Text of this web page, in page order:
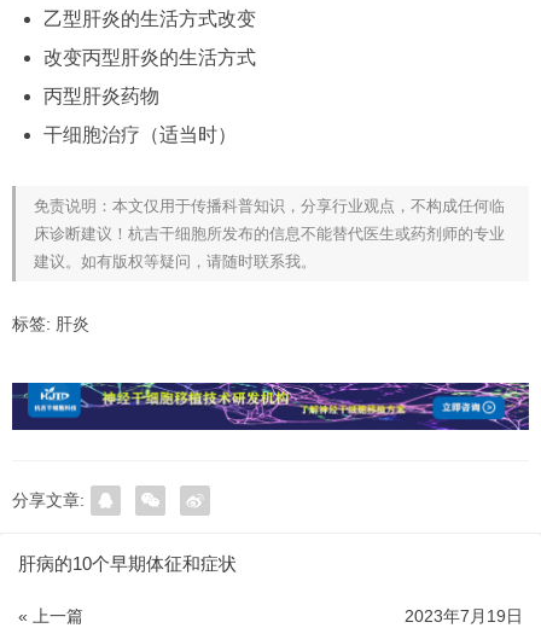
乙型肝炎的生活方式改变
改变丙型肝炎的生活方式
丙型肝炎药物
干细胞治疗 （适当时）
免责说明：本文仅用于传播科普知识，分享行业观点，不构成任何临
床诊断建议！杭吉干细胞所发布的信息不能替代医生或药剂师的专业
建议。如有版权等疑问，请随时联系我。
标签: 肝炎
分享文章:
肝病的10个早期体征和症状
« 上一篇 2023年7月19日